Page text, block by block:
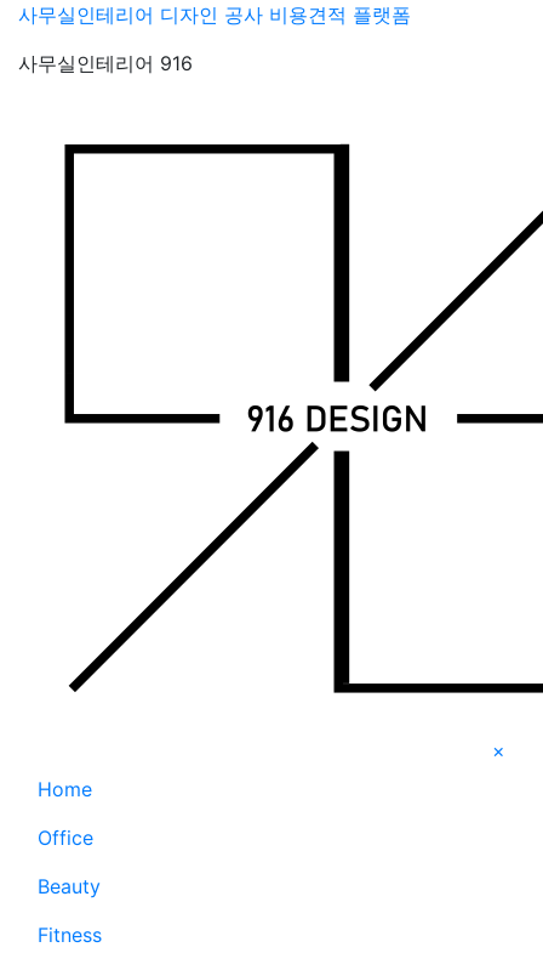
Skip
content
사무실인테리어 디자인 공사 비용견적 플랫폼
사무실인테리어 916
×
Home
Office
Beauty
Fitness